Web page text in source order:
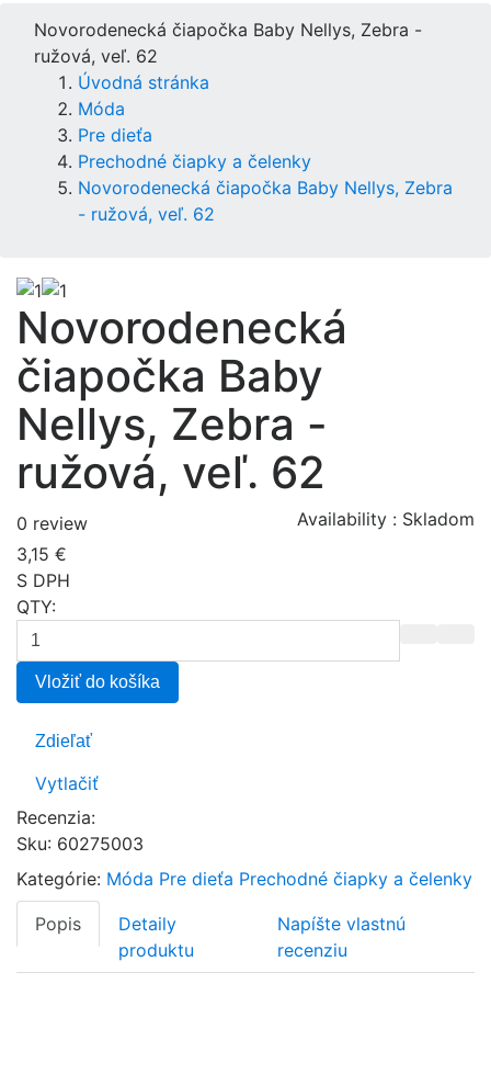
Novorodenecká čiapočka Baby Nellys, Zebra -
ružová, veľ. 62
Úvodná stránka
Móda
Pre dieťa
Prechodné čiapky a čelenky
Novorodenecká čiapočka Baby Nellys, Zebra
- ružová, veľ. 62
Novorodenecká
čiapočka Baby
Nellys, Zebra -
ružová, veľ. 62
0 review Availability : Skladom
3,15 €
S DPH
QTY:
Vložiť do košíka
Zdieľať
Vytlačiť
Recenzia:
Sku: 60275003
Kategórie: Móda Pre dieťa Prechodné čiapky a čelenky
Popis
Detaily
produktu
Napíšte vlastnú
recenziu